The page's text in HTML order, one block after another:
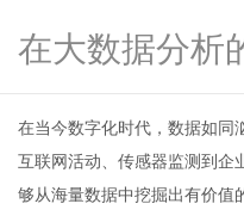
在大数据分析
在当今数字化时代，数据如同
互联网活动、传感器监测到企
够从海量数据中挖掘出有价值